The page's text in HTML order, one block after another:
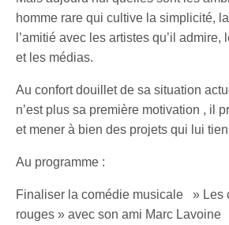
homme rare qui cultive la simplicité,
l’amitié avec les artistes qu’il
et les médias.
Au confort douillet de sa situation
n’est plus sa première motivation , il
et mener à bien des projets qui lui
Au programme :
Finaliser la comédie musicale » Les
rouges » avec son ami Marc Lavoine